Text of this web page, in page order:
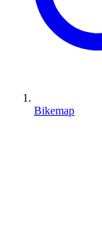
Bikemap